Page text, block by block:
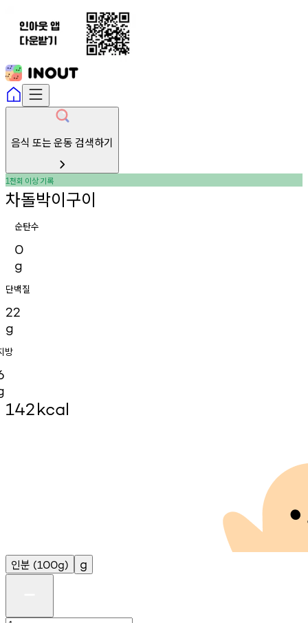
음식 또는 운동 검색하기
1천회 이상기록
차돌박이구이
순탄수
0
g
단백질
22
g
방
142kcal
인분 (100g) g